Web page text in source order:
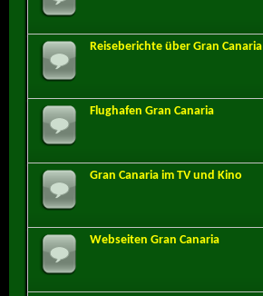
Reiseberichte über Gran Canaria
Flughafen Gran Canaria
Gran Canaria im TV und Kino
Webseiten Gran Canaria